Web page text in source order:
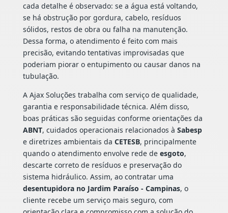
cada detalhe é observado: se a água está voltando,
se há obstrução por gordura, cabelo, resíduos
sólidos, restos de obra ou falha na manutenção.
Dessa forma, o atendimento é feito com mais
precisão, evitando tentativas improvisadas que
poderiam piorar o entupimento ou causar danos na
tubulação.
A Ajax Soluções trabalha com serviço de qualidade,
garantia e responsabilidade técnica. Além disso,
boas práticas são seguidas conforme orientações da
ABNT, cuidados operacionais relacionados à Sabesp
e diretrizes ambientais da CETESB, principalmente
quando o atendimento envolve rede de esgoto,
descarte correto de resíduos e preservação do
sistema hidráulico. Assim, ao contratar uma
desentupidora no Jardim Paraíso - Campinas, o
cliente recebe um serviço mais seguro, com